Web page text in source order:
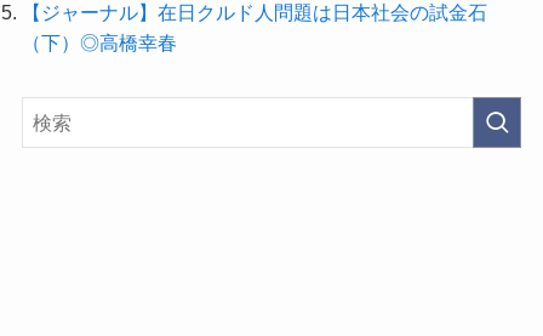
【ジャーナル】在日クルド人問題は日本社会の試金石
（下）◎高橋幸春